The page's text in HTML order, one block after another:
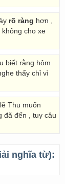
rõ ràng hơn ,
cho xe
biết rằng hôm
thấy chỉ vì
Thu muốn
đã đến , tuy câu
nghĩa từ):